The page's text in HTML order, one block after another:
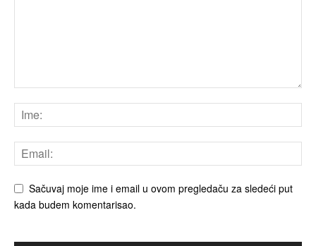
Sačuvaj moje ime i email u ovom pregledaču za sledeći put
kada budem komentarisao.